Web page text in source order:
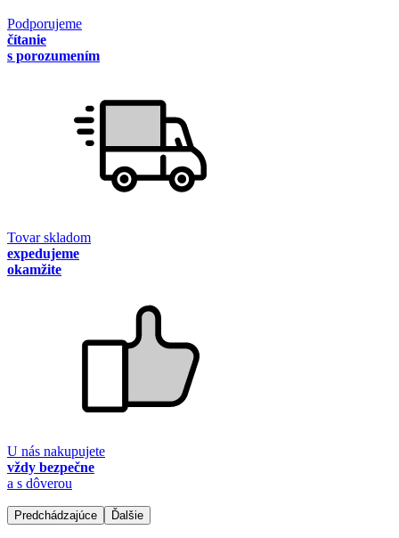
Podporujeme
čítanie
s porozumením
Tovar skladom
expedujeme
okamžite
U nás nakupujete
vždy bezpečne
a s dôverou
Predchádzajúce Ďalšie